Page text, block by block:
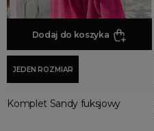
Dodaj do koszyka
JEDEN ROZMIAR
Komplet Sandy fuksjowy